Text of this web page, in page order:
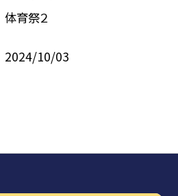
体育祭２
2024/10/03